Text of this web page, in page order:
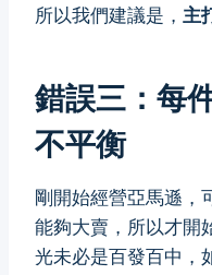
所以我們建議是， 主
錯誤三：每
不平衡
剛開始經營亞馬遜，
能夠大賣，所以才開
光未必是百發百中，